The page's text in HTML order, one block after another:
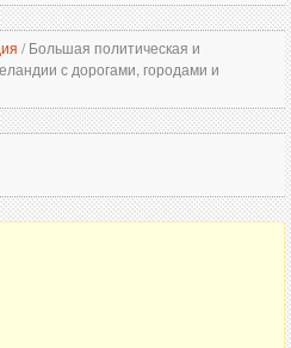
/Большая политическая и
с дорогами, городами и